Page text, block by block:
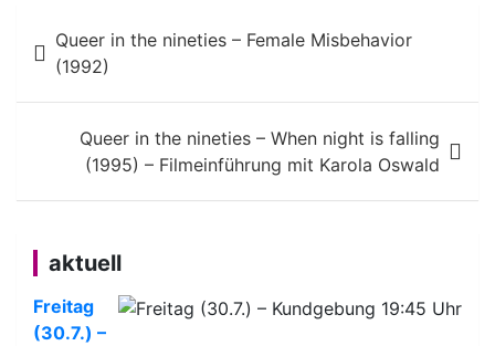
Beitragsnavigation
Queer in the nineties – Female Misbehavior
(1992)
Queer in the nineties – When night is falling
(1995) – Filmeinführung mit Karola Oswald
aktuell
Freitag
(30.7.) –